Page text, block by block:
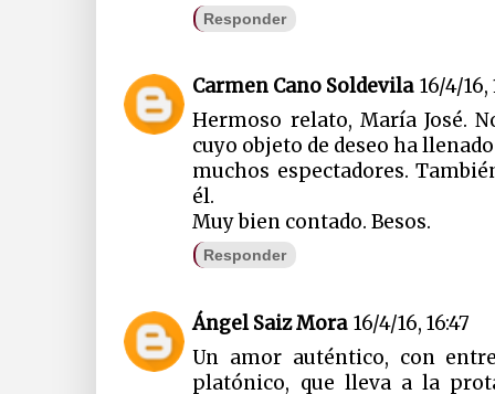
Responder
Carmen Cano Soldevila 16/4/16,
Hermoso relato, María José.
cuyo objeto de deseo ha
muchos espectadores.
él.
Muy bien contado. Besos.
Responder
Ángel Saiz Mora 16/4/16, 16:47
Un amor auténtico, con
platónico, que lleva a la